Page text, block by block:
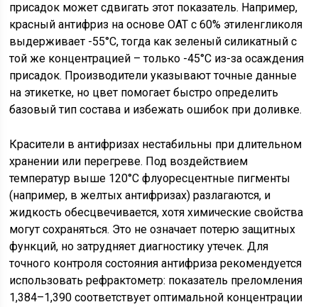
присадок может сдвигать этот показатель. Например,
красный антифриз на основе OAT с 60% этиленгликоля
выдерживает -55°C, тогда как зеленый силикатный с
той же концентрацией – только -45°C из-за осаждения
присадок. Производители указывают точные данные
на этикетке, но цвет помогает быстро определить
базовый тип состава и избежать ошибок при доливке.
Красители в антифризах нестабильны при длительном
хранении или перегреве. Под воздействием
температур выше 120°C флуоресцентные пигменты
(например, в желтых антифризах) разлагаются, и
жидкость обесцвечивается, хотя химические свойства
могут сохраняться. Это не означает потерю защитных
функций, но затрудняет диагностику утечек. Для
точного контроля состояния антифриза рекомендуется
использовать рефрактометр: показатель преломления
1,384–1,390 соответствует оптимальной концентрации